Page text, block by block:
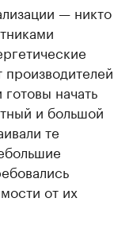
— никто
начать
и большой
те
от их